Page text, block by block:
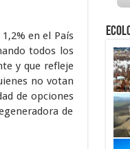
en el País
todos los
y que refleje
no votan
de opciones
de